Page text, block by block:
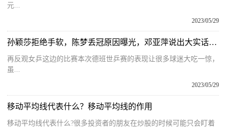
元...
2023/05/29
孙颖莎拒绝手软，陈梦丢冠原因曝光，邓亚萍说出大实话，马琳无奈
再反观女乒这边的比赛本次德班世乒赛的表现让很多球迷大吃一惊，
虽...
2023/05/29
移动平均线代表什么？移动平均线的作用
移动平均线代表什么?很多投资者的朋友在炒股的时候可能只会盯着